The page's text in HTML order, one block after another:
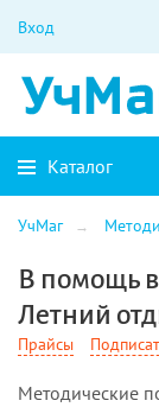
Вход
Каталог
УчМаг
В помощь
Летний
Прайсы
Методические